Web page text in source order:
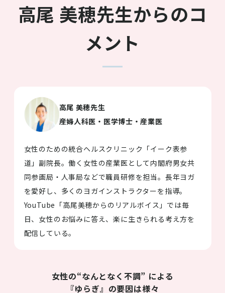
高尾 美穂先生からのコ
メント
高尾 美穂先生
産婦人科医・医学博士・産業医
女性のための統合ヘルスクリニック「イーク表参
道」副院長。働く女性の産業医として内閣府男女共
同参画局・人事局などで職員研修を担当。長年ヨガ
を愛好し、多くのヨガインストラクターを指導。
YouTube「高尾美穂からのリアルボイス」では毎
日、女性のお悩みに答え、楽に生きられる考え方を
配信している。
女性の“なんとなく不調” による
『ゆらぎ』の要因は様々